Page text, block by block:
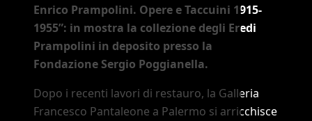
Enrico Prampolini. Opere e Taccuini 1915-
1955”: in mostra la collezione degli Eredi
Prampolini in deposito presso la
Fondazione Sergio Poggianella.
Dopo i recenti lavori di restauro, la Galleria
Francesco Pantaleone a Palermo si arricchisce